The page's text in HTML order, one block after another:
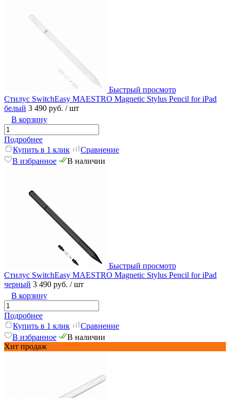
Быстрый просмотр
Стилус SwitchEasy MAESTRO Magnetic Stylus Pencil for iPad
белый 3 490 руб. / шт
В корзину
Подробнее
Купить в 1 клик
Сравнение
В избранное
В наличии
Быстрый просмотр
Стилус SwitchEasy MAESTRO Magnetic Stylus Pencil for iPad
черный 3 490 руб. / шт
В корзину
Подробнее
Купить в 1 клик
Сравнение
В избранное
В наличии
Хит продаж